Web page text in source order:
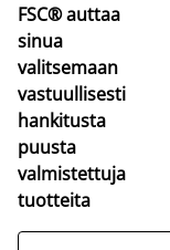
FSC® auttaa
sinua
valitsemaan
vastuullisesti
hankitusta
puusta
valmistettuja
tuotteita